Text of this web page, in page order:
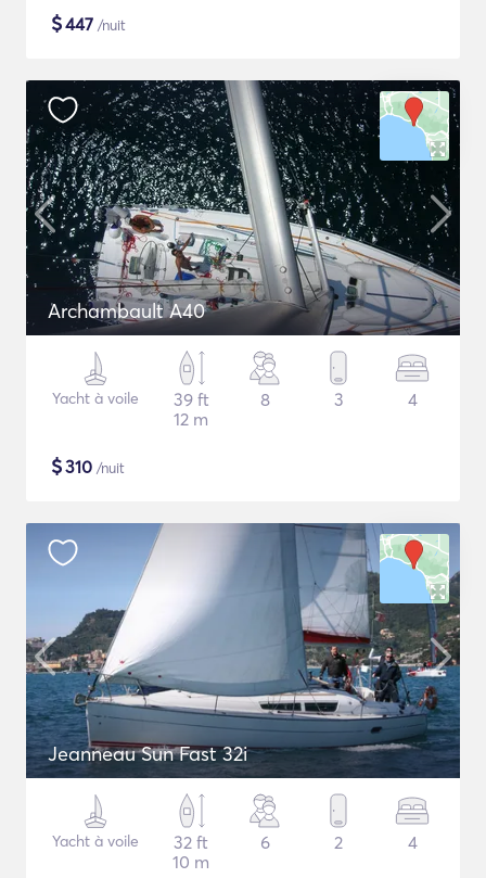
$447 /nuit
Archambault A40
Yacht à voile
39 ft
12 m
8 3 4
$310 /nuit
Jeanneau Sun Fast 32i
Yacht à voile
32 ft
10 m
6 2 4